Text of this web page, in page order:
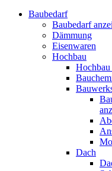
Baubedarf
Baubedarf
Dämmung
Eisenwaren
Hochbau
Hochbau
Dach